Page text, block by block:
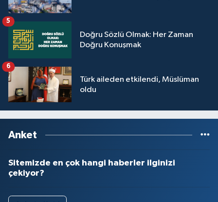
Doğru Sözlü Olmak: Her Zaman
Doğru Konuşmak
5
Türk aileden etkilendi, Müslüman
oldu
6
Anket
Sitemizde en çok hangi haberler ilginizi
çekiyor?
Trabzon Müftülüğü
Tunceli Müftülüğü
Van Müftülüğü
Yozgat Müftülüğü
Zonguldak Müftülüğü